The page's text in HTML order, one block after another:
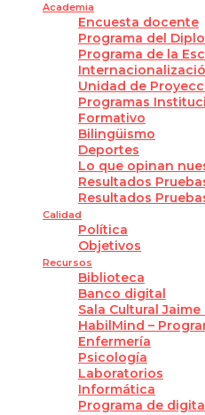
Academia
Encuesta docente
Programa del
Programa de la
Unidad de
Programas
Formativo
Bilingüismo
Deportes
Lo que opinan
Resultados
Resultados
Calidad
Política
Objetivos
Recursos
Biblioteca
Banco digital
Sala Cultural Jaime
HabilMind –
Enfermería
Psicología
Laboratorios
Informática
Programa de